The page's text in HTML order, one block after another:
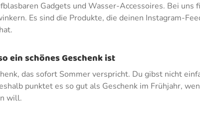
Gadgets und Wasser-Accessoires. Bei
Es sind die Produkte, die deinen Instagram-
ein schönes Geschenk ist
das sofort Sommer verspricht. Du gibst nicht
punktet es so gut als Geschenk im Frühjahr,
will.